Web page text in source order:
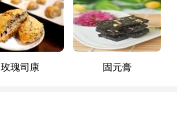
玫瑰司康 固元膏